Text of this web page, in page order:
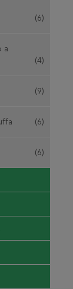
(6)
a
(4)
(9)
(6)
(6)